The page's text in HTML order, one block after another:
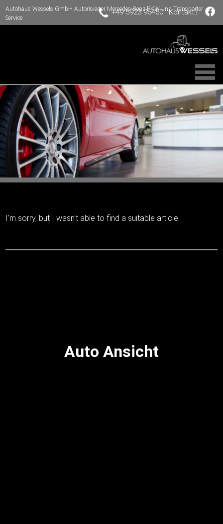
Autohaus Wessels GmbH Autorisierter Mercedes-Benz PKW und Transporter
Service
+49 5923 96450|Kontakt|
I'm sorry, but I wasn't able to find a suitable article.
Auto Ansicht